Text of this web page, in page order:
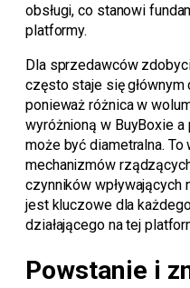
obsługi, co stanowi
platformy.
Dla sprzedawców
często staje się
ponieważ różnica w
wyróżnioną w BuyBoxie
może być diametralna.
mechanizmów
czynników wpływających
jest kluczowe dla
działającego na tej
Powstanie i